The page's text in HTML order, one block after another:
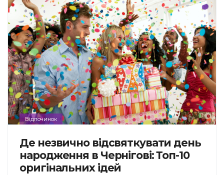
Відпочинок
Де незвично відсвяткувати день
народження в Чернігові: Топ-10
оригінальних ідей